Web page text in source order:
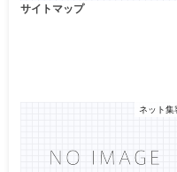
サイトマップ
ネット集